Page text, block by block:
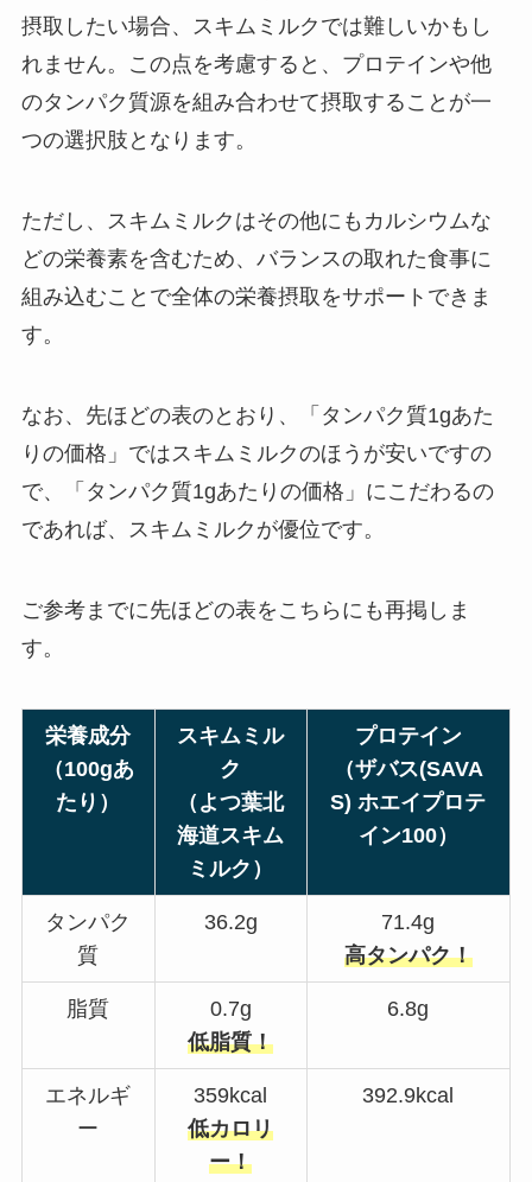
摂取したい場合、スキムミルクでは難しいかもし
れません。この点を考慮すると、プロテインや他
のタンパク質源を組み合わせて摂取することが一
つの選択肢となります。
ただし、スキムミルクはその他にもカルシウムな
どの栄養素を含むため、バランスの取れた食事に
組み込むことで全体の栄養摂取をサポートできま
す。
なお、先ほどの表のとおり、「タンパク質1gあた
りの価格」ではスキムミルクのほうが安いですの
で、「タンパク質1gあたりの価格」にこだわるの
であれば、スキムミルクが優位です。
ご参考までに先ほどの表をこちらにも再掲しま
す。
栄養成分
（100gあ
たり）
スキムミル
ク
（よつ葉北
海道スキム
ミルク）
プロテイン
（ザバス(SAVA
S) ホエイプロテ
イン100）
タンパク
質
36.2g
71.4g
高タンパク！
脂質
0.7g
低脂質！
6.8g
エネルギ
ー
359kcal
低カロリ
ー！
392.9kcal